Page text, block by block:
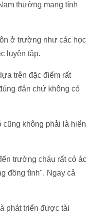
thường mang tính
ở trường như các học
luyện tập.
trên đặc điểm rất
đắn chứ không có
không phải là hiển
trường cháu rất có ác
đồng tình". Ngay cả
phát triển được tài